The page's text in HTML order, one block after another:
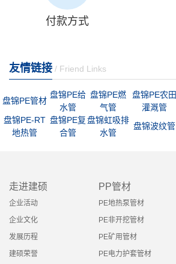
付款方式
友情链接 / Friend Links
盘锦PE管材
盘锦PE给
水管
盘锦PE燃
气管
盘锦PE农田
灌溉管
盘锦PE-RT
地热管
盘锦PE复
合管
盘锦虹吸排
水管
盘锦波纹管
走进建硕
企业活动
企业文化
发展历程
建硕荣誉
PP管材
PE地热泵管材
PE非开挖管材
PE矿用管材
PE电力护套管材